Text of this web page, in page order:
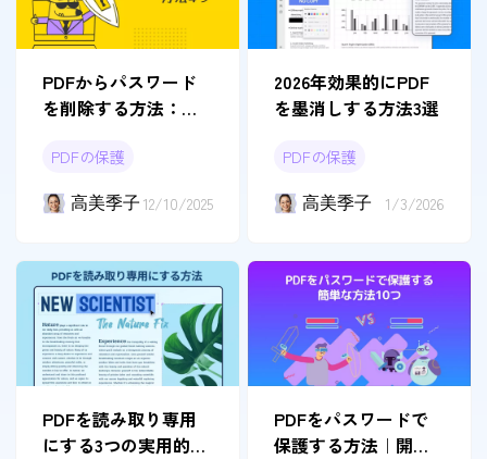
PDFからパスワード
を削除する方法：簡
つ
PDFの保護
高美季子 12/10/2025
2026年効果的にPDF
を墨消しする方法3選
PDFの保護
高美季子 1/3/2026
PDFを読み取り専用
にする3つの実用的な
PDFをパスワードで
保護する方法｜開